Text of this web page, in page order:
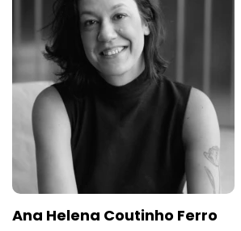
Ana Helena Coutinho Ferro